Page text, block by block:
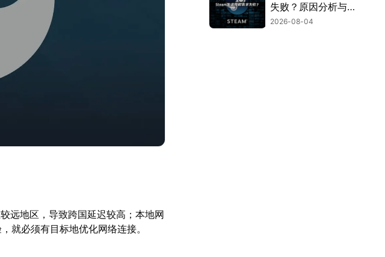
远地区，导致跨国延迟较高；本地网
就必须有目标地优化网络连接。
失败？原因分析与解
决方案！
2026-08-04